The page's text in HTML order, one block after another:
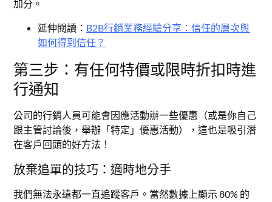
加分。
延伸閱讀： B2B行銷業務經驗分享：信任的層次與
如何得到信任？
第三步：有任何特價或限時折扣時進
行通知
公司的行銷人員可能會因應活動辦一些優惠（或是你自己
跟主管討論後，舉辦「特定」優惠活動），這也是吸引潛
在客戶回頭的好方法！
放棄追單的技巧：適時地分手
我們無法永遠都一直追蹤客戶。當然數據上顯示 80% 的